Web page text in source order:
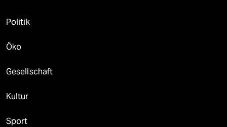
Politik
Öko
Gesellschaft
Kultur
Sport